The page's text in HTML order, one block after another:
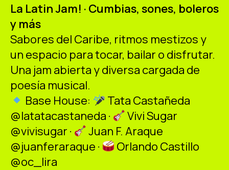
FacebookInstagramYoutubeTwitter/X
ES CA EN
La Latin Jam! · Cumbias, sones, boleros
y más
Sabores del Caribe, ritmos mestizos y
un espacio para tocar, bailar o disfrutar.
Una jam abierta y diversa cargada de
poesía musical.
Base House:
Tata Castañeda
@latatacastaneda ·
Vivi Sugar
@vivisugar ·
Juan F. Araque
@juanferaraque ·
Orlando Castillo
@oc_lira